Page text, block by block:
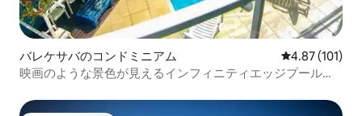
バレケサバのコンドミニアム レビュー101
4.87 (101)
映画のような景色が見えるインフィニティエッジプールと